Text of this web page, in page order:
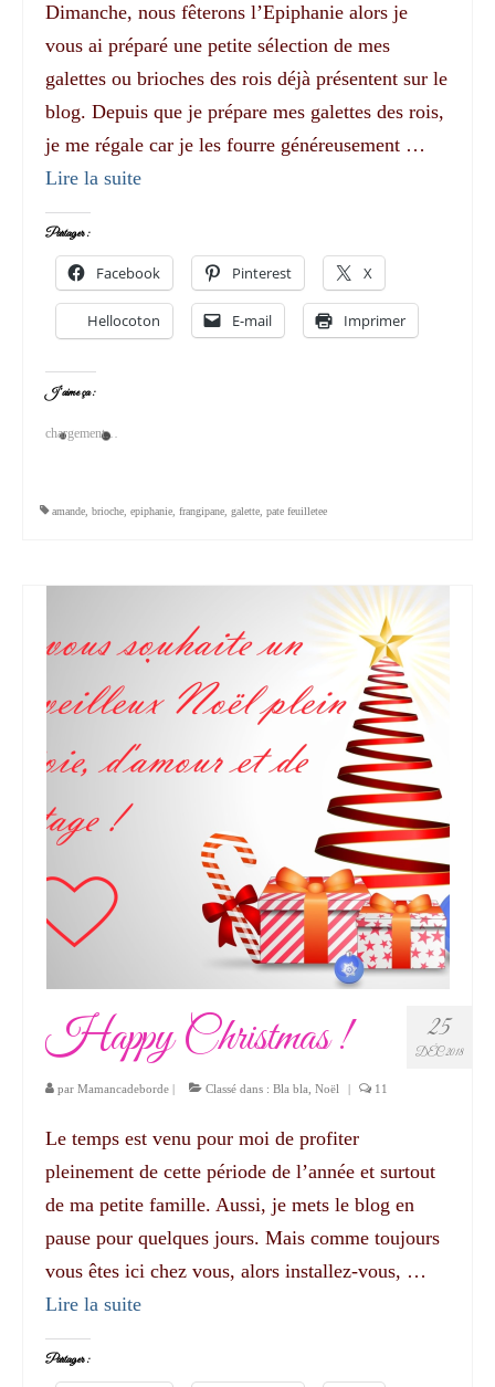
Dimanche, nous fêterons l’Epiphanie alors je
vous ai préparé une petite sélection de mes
galettes ou brioches des rois déjà présentent sur le
blog. Depuis que je prépare mes galettes des rois,
je me régale car je les fourre généreusement …
Lire la suite­­
Partager :
Facebook Pinterest X
Hellocoton E-mail Imprimer
J’aime ça :
chargement…
amande brioche epiphanie frangipane galette pate feuilletee
25
DÉC 2018
Happy Christmas !
par Mamancadeborde | Classé dans : Bla bla Noël | 11
Le temps est venu pour moi de profiter
pleinement de cette période de l’année et surtout
de ma petite famille. Aussi, je mets le blog en
pause pour quelques jours. Mais comme toujours
vous êtes ici chez vous, alors installez-vous, …
Lire la suite­­
Partager :